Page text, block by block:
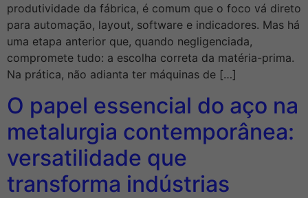
produtividade da fábrica, é comum que o foco vá direto
para automação, layout, software e indicadores. Mas há
uma etapa anterior que, quando negligenciada,
compromete tudo: a escolha correta da matéria-prima.
Na prática, não adianta ter máquinas de […]
O papel essencial do aço na
metalurgia contemporânea:
versatilidade que
transforma indústrias